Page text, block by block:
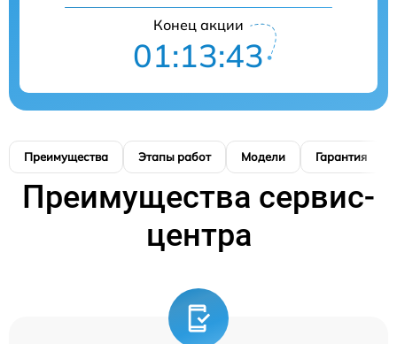
Конец акции
01:13:42
Преимущества Этапы работ Модели Гарантия
Преимущества сервис-
центра